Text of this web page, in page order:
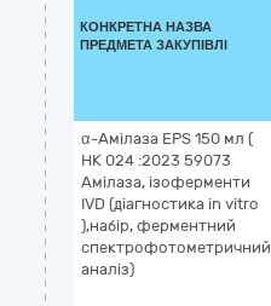
КОНКРЕТНА НАЗВА
ПРЕДМЕТА ЗАКУПІВЛІ
α-Амілаза EPS 150 мл (
НК 024 :2023 59073
Амілаза, ізоферменти
IVD (діагностика in vitro
),набір, ферментний
спектрофотометричний
аналіз)